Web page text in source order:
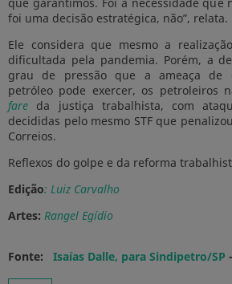
foi uma decisão estratégica, não”, relata.
Ele considera que mesmo a
dificultada pela pandemia. Porém, a
grau de pressão que a ameaça de
petróleo pode exercer, os petroleiros
fare da justiça trabalhista, com
decididas pelo mesmo STF que
Correios.
Reflexos do golpe e da reforma
Edição: Luiz Carvalho
Artes: Rangel Egídio
Fonte: Isaías Dalle, para Sindipetro/SP -